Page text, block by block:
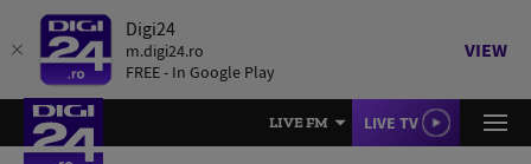
Digi24
m.digi24.ro
FREE - In Google Play
VIEW
LIVE FM LIVE TV